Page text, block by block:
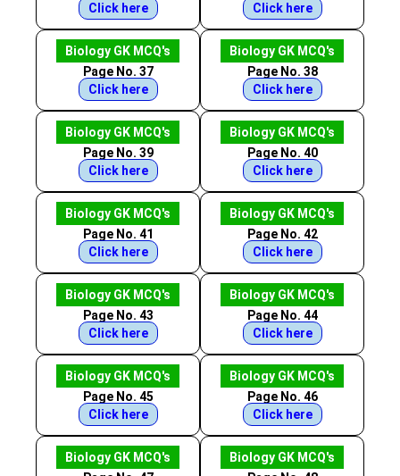
Click here
Click here
Biology GK MCQ's
Page No. 37
Click here
Biology GK MCQ's
Page No. 38
Click here
Biology GK MCQ's
Page No. 39
Click here
Biology GK MCQ's
Page No. 40
Click here
Biology GK MCQ's
Page No. 41
Click here
Biology GK MCQ's
Page No. 42
Click here
Biology GK MCQ's
Page No. 43
Click here
Biology GK MCQ's
Page No. 44
Click here
Biology GK MCQ's
Page No. 45
Click here
Biology GK MCQ's
Page No. 46
Click here
Biology GK MCQ's
Biology GK MCQ's